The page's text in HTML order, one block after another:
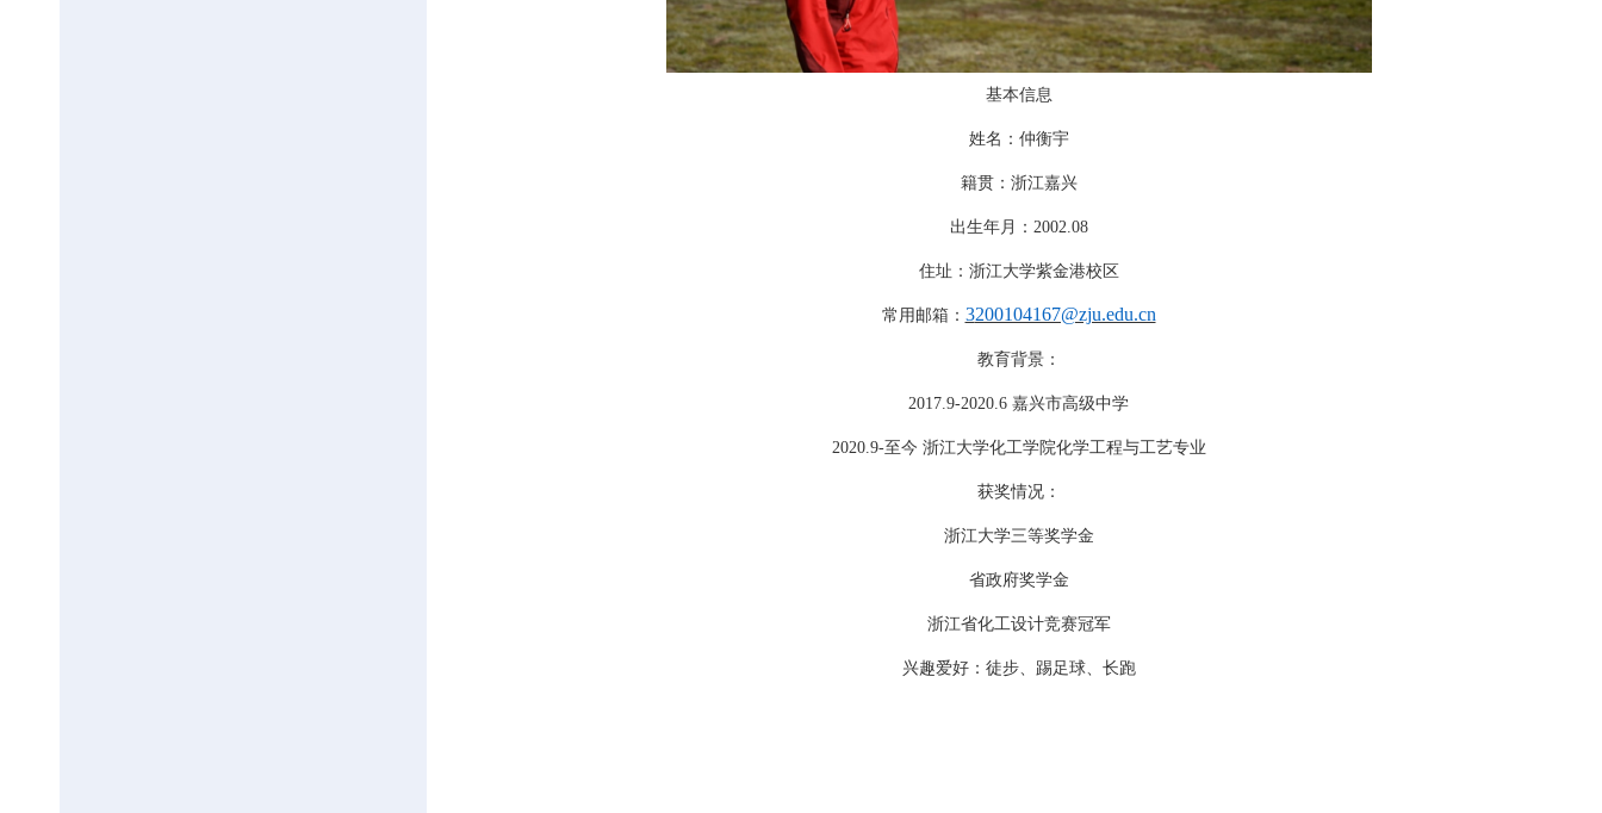
基本信息
姓名：仲衡宇
籍贯：浙江嘉兴
出生年月： 2002.08
住址：浙江大学紫金港校区
常用邮箱： 3200104167@zju.edu.cn
教育背景：
2017.9-2020.6 嘉兴市高级中学
2020.9-至今 浙江大学化工学院化学工程与工艺专业
获奖情况：
浙江大学三等奖学金
省政府奖学金
浙江省化工设计竞赛冠军
兴趣爱好：徒步、踢足球、长跑